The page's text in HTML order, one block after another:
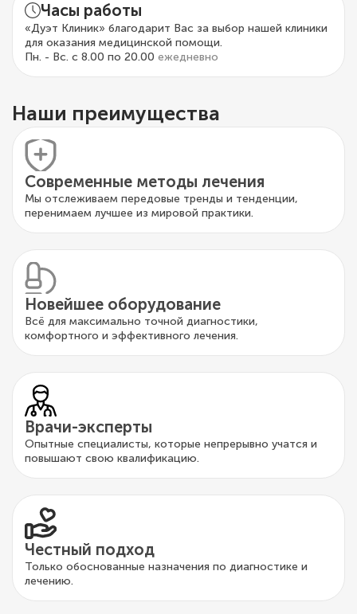
Часы работы
«Дуэт Клиник» благодарит Вас за выбор нашей клиники
для оказания медицинской помощи.
Пн. - Вс. с 8.00 по 20.00 ежедневно
Наши преимущества
Современные методы лечения
Мы отслеживаем передовые тренды и тенденции,
перенимаем лучшее из мировой практики.
Новейшее оборудование
Всё для максимально точной диагностики,
комфортного и эффективного лечения.
Врачи-эксперты
Опытные специалисты, которые непрерывно учатся и
повышают свою квалификацию.
Честный подход
Только обоснованные назначения по диагностике и
лечению.